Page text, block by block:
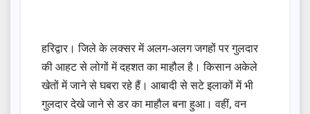
हरिद्वार। जिले के लक्सर में अलग-अलग जगहों पर गुलदार
की आहट से लोगों में दहशत का माहौल है। किसान अकेले
खेतों में जाने से घबरा रहे हैं। आबादी से सटे इलाकों में भी
गुलदार देखे जाने से डर का माहौल बना हुआ। वहीं, वन